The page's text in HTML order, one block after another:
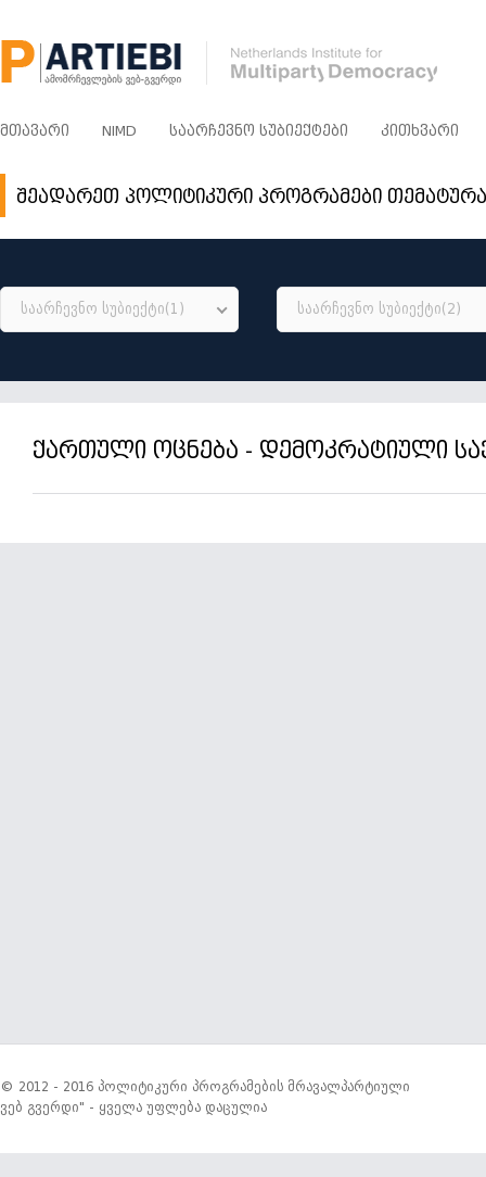
ᲛᲗᲐᲕᲐᲠᲘ NIMD ᲡᲐᲐᲠᲩᲔᲕᲜᲝ ᲡᲣᲑᲘᲔᲥᲢᲔᲑᲘ ᲙᲘᲗᲮᲕᲐᲠᲘ
შეადარეთ პოლიტიკური პროგრამები
საარჩევნო სუბიექტი(1) საარჩევნო სუბიექტი(2)
ქართული ოცნება - დემოკრატიული
© 2012 - 2016 პოლიტიკური პროგრამების მრავალპარტიული
ვებ გვერდი" - ყველა უფლება დაცულია